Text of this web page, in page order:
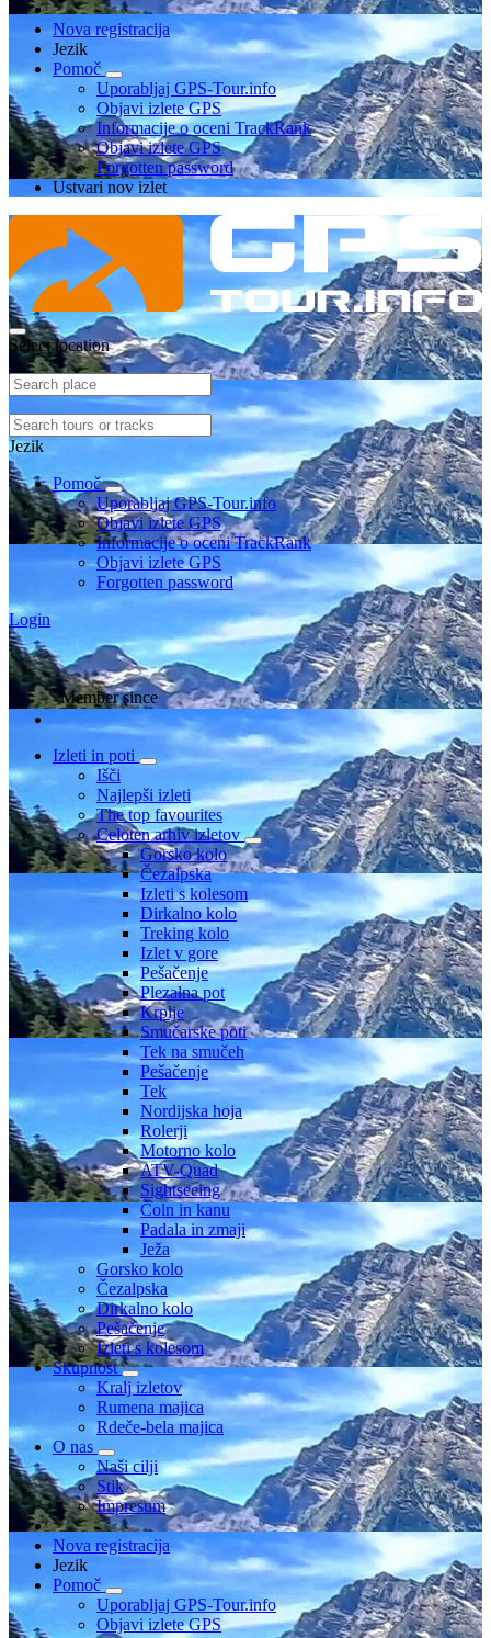
Nova registracija
Jezik
Pomoč
Uporabljaj GPS-Tour.info
Objavi izlete GPS
Informacije o oceni TrackRank
Objavi izlete GPS
Forgotten password
Ustvari nov izlet
Select location
Jezik
Pomoč
Uporabljaj GPS-Tour.info
Objavi izlete GPS
Informacije o oceni TrackRank
Objavi izlete GPS
Forgotten password
Login
Member since
Izleti in poti
Išči
Najlepši izleti
The top favourites
Celoten arhiv izletov
Gorsko kolo
Čezalpska
Izleti s kolesom
Dirkalno kolo
Treking kolo
Izlet v gore
Pešačenje
Plezalna pot
Krplje
Smučarske poti
Tek na smučeh
Pešačenje
Tek
Nordijska hoja
Rolerji
Motorno kolo
ATV-Quad
Sightseeing
Čoln in kanu
Padala in zmaji
Ježa
Gorsko kolo
Čezalpska
Dirkalno kolo
Pešačenje
Izleti s kolesom
Skupnost
Kralj izletov
Rumena majica
Rdeče-bela majica
O nas
Naši cilji
Stik
Impresum
Nova registracija
Jezik
Pomoč
Uporabljaj GPS-Tour.info
Objavi izlete GPS